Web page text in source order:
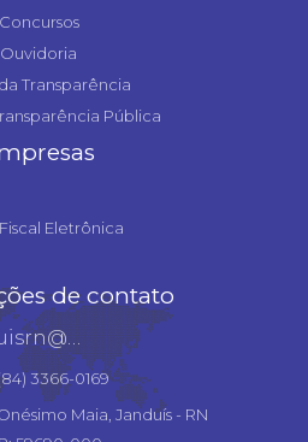
Concursos
Ouvidoria
Transparência
Pública
Eletrônica
de contato
3366-0169
Maia, Janduís - RN